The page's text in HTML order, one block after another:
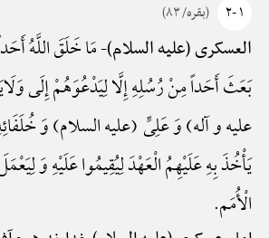
۱ -۲ (بقره/ ۸۳)
العسکری (علیه السلام)-مَا خَلَقَ اللَّهُ
بَعَثَ أَحَداً مِنْ رُسُلِهِ إِلَّا لِیَدْعُوَهُمْ إِلَی
علیه و آله) وَ عَلِیٍّ (علیه السلام) وَ
یَأْخُذَ بِهِ عَلَیْهِمُ الْعَهْدَ لِیُقِیمُوا عَلَیْهِ وَ
الْأُمَم.